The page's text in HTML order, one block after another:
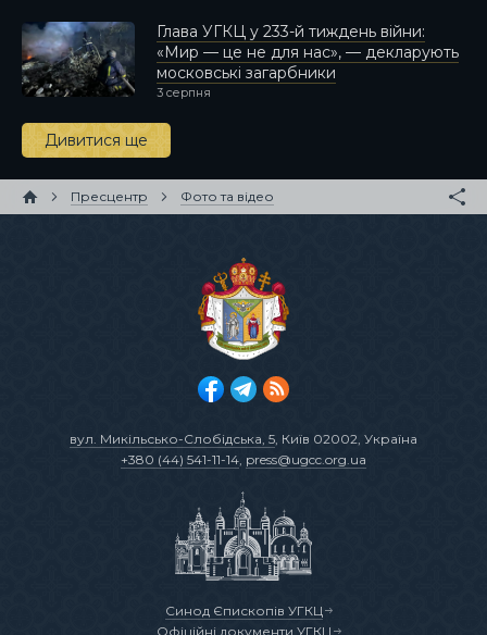
Глава УГКЦ у 233-й тиждень війни:
«Мир — це не для нас», — декларують
московські загарбники
3 серпня
Дивитися ще
Пресцентр Фото та відео
вул. Микільсько-Слобідська, 5, Київ 02002, Україна
+380 (44) 541-11-14, press@ugcc.org.ua
Синод Єпископів УГКЦ
Офіційні документи УГКЦ